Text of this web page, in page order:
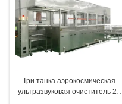
Три танка аэрокосмическая
ультразвуковая очиститель 28